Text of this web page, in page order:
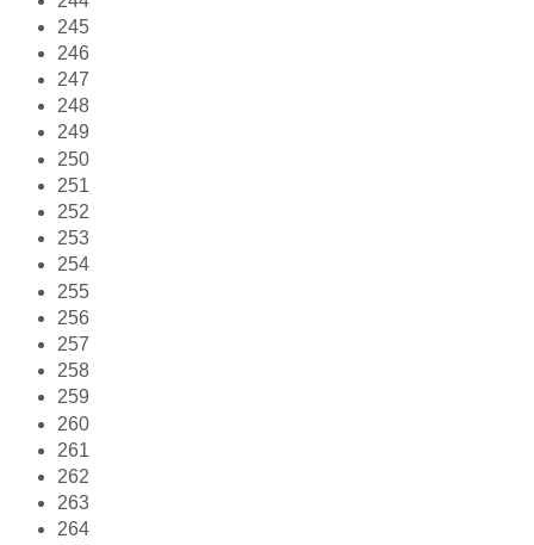
245
246
247
248
249
250
251
252
253
254
255
256
257
258
259
260
261
262
263
264